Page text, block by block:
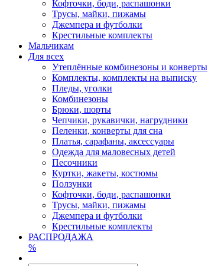
Кофточки, боди, распашонки
Трусы, майки, пижамы
Джемпера и футболки
Крестильные комплекты
Мальчикам
Для всех
Утеплённые комбинезоны и конверты
Комплекты, комплекты на выписку
Пледы, уголки
Комбинезоны
Брюки, шорты
Чепчики, рукавички, нагрудники
Пеленки, конверты для сна
Платья, сарафаны, аксессуары
Одежда для маловесных детей
Песочники
Куртки, жакеты, костюмы
Ползунки
Кофточки, боди, распашонки
Трусы, майки, пижамы
Джемпера и футболки
Крестильные комплекты
РАСПРОДАЖА
%